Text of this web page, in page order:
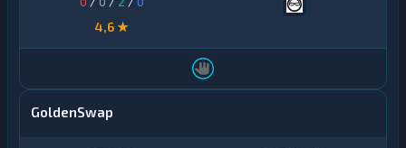
4,6 ★
GoldenSwap